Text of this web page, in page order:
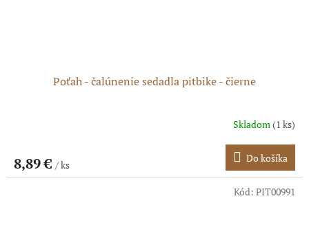
Poťah - čalúnenie sedadla pitbike - čierne
Skladom(1 ks)
8,89 € / ks
Do košíka
Kód: PIT00991